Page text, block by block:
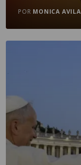
POR MONICA AVILA